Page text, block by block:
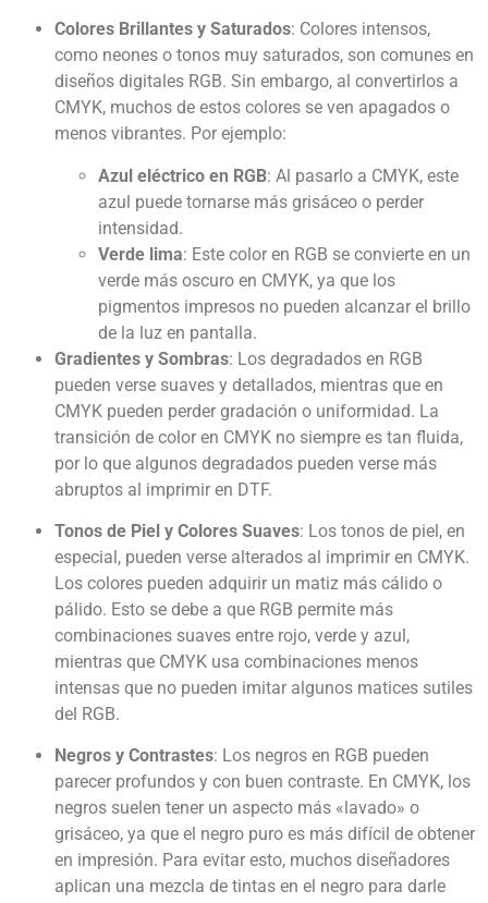
Colores Brillantes y Saturados: Colores intensos,
como neones o tonos muy saturados, son comunes en
diseños digitales RGB. Sin embargo, al convertirlos a
CMYK, muchos de estos colores se ven apagados o
menos vibrantes. Por ejemplo:
Azul eléctrico en RGB: Al pasarlo a CMYK, este
azul puede tornarse más grisáceo o perder
intensidad.
Verde lima: Este color en RGB se convierte en un
verde más oscuro en CMYK, ya que los
pigmentos impresos no pueden alcanzar el brillo
de la luz en pantalla.
Gradientes y Sombras: Los degradados en RGB
pueden verse suaves y detallados, mientras que en
CMYK pueden perder gradación o uniformidad. La
transición de color en CMYK no siempre es tan fluida,
por lo que algunos degradados pueden verse más
abruptos al imprimir en DTF.
Tonos de Piel y Colores Suaves: Los tonos de piel, en
especial, pueden verse alterados al imprimir en CMYK.
Los colores pueden adquirir un matiz más cálido o
pálido. Esto se debe a que RGB permite más
combinaciones suaves entre rojo, verde y azul,
mientras que CMYK usa combinaciones menos
intensas que no pueden imitar algunos matices sutiles
del RGB.
Negros y Contrastes: Los negros en RGB pueden
parecer profundos y con buen contraste. En CMYK, los
negros suelen tener un aspecto más «lavado» o
grisáceo, ya que el negro puro es más difícil de obtener
en impresión. Para evitar esto, muchos diseñadores
aplican una mezcla de tintas en el negro para darle